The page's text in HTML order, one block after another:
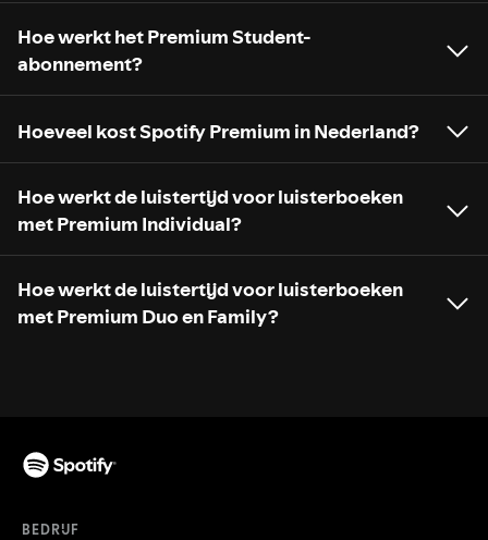
Hoe werkt het Premium Student-
abonnement?
Hoeveel kost Spotify Premium in Nederland?
Hoe werkt de luistertijd voor luisterboeken
met Premium Individual?
Hoe werkt de luistertijd voor luisterboeken
met Premium Duo en Family?
BEDRIJF